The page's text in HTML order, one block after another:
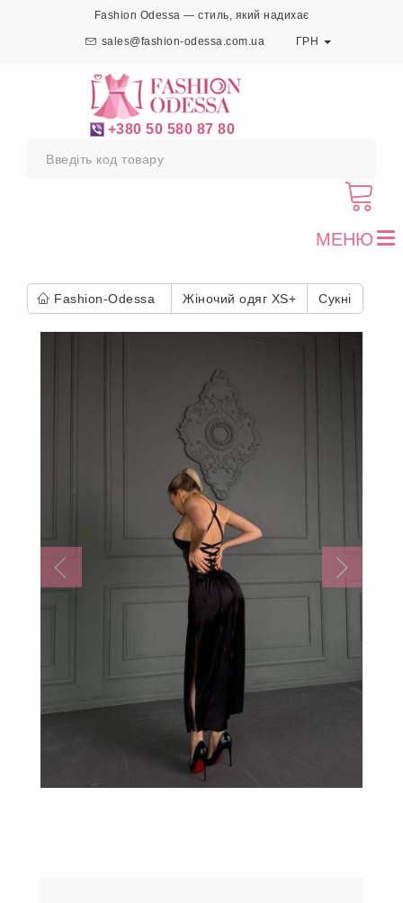
Fashion Odessa — стиль, який надихає
sales@fashion-odessa.com.ua ГРН
+380 50 580 87 80
МЕНЮ
Fashion-Odessa Жіночий одяг XS+ Сукні